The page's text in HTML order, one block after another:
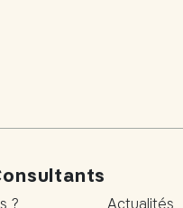
? Actualités